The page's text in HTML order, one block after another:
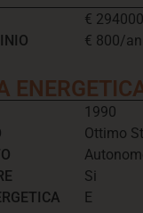
€ 294000
€ 800/
1990
Ottimo
Si
E